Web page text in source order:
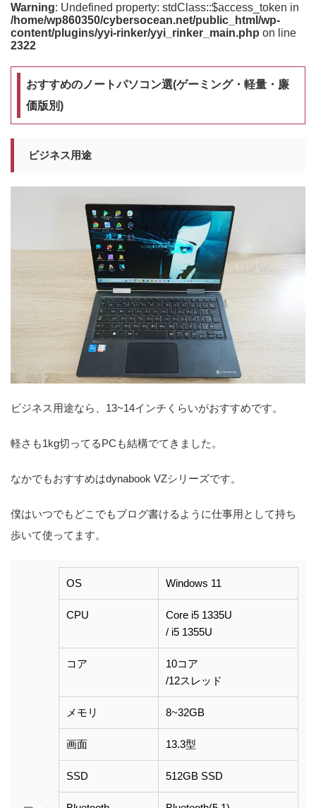
Warning: Undefined property: stdClass::$access_token in
/home/wp860350/cybersocean.net/public_html/wp-
content/plugins/yyi-rinker/yyi_rinker_main.php on line
2322
おすすめのノートパソコン選(ゲーミング・軽量・廉
価版別)
ビジネス用途
ビジネス用途なら、13~14インチくらいがおすすめです。
軽さも1kg切ってるPCも結構でてきました。
なかでもおすすめはdynabook VZシリーズです。
僕はいつでもどこでもブログ書けるように仕事用として持ち
歩いて使ってます。
OS Windows 11
CPU
Core i5 1335U
/ i5 1355U
コア
10コア
/12スレッド
メモリ 8~32GB
画面 13.3型
SSD 512GB SSD